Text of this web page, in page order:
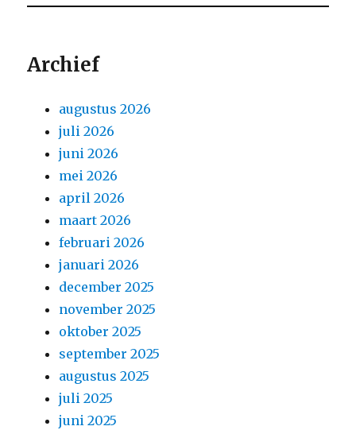
Archief
augustus 2026
juli 2026
juni 2026
mei 2026
april 2026
maart 2026
februari 2026
januari 2026
december 2025
november 2025
oktober 2025
september 2025
augustus 2025
juli 2025
juni 2025